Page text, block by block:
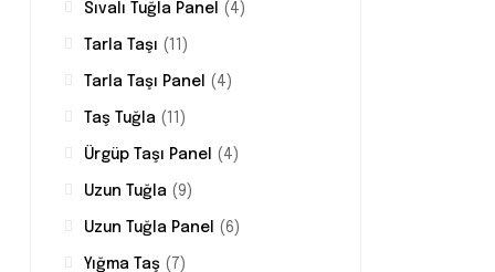
Sıvalı Tuğla Panel (4)
Tarla Taşı (11)
Tarla Taşı Panel (4)
Taş Tuğla (11)
Ürgüp Taşı Panel (4)
Uzun Tuğla (9)
Uzun Tuğla Panel (6)
Yığma Taş (7)